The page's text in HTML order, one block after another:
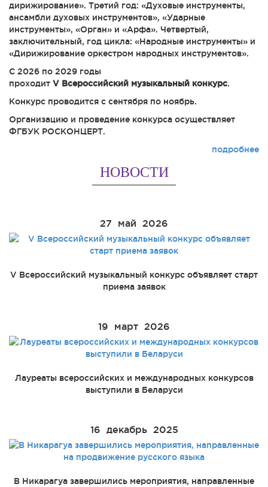
дирижирование». Третий год: «Духовые инструменты,
ансамбли духовых инструментов», «Ударные
инструменты», «Орган» и «Арфа». Четвертый,
заключительный, год цикла: «Народные инструменты» и
«Дирижирование оркестром народных инструментов».
С 2026 по 2029 годы
проходит V Всероссийский музыкальный конкурс.
Конкурс проводится с сентября по ноябрь.
Организацию и проведение конкурса осуществляет
ФГБУК РОСКОНЦЕРТ.
подробнее
НОВОСТИ
27 май 2026
V Всероссийский музыкальный конкурс объявляет старт
приема заявок
19 март 2026
Лауреаты всероссийских и международных конкурсов
выступили в Беларуси
16 декабрь 2025
В Никарагуа завершились мероприятия, направленные